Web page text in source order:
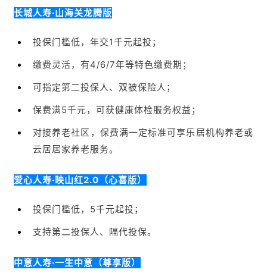
对接养老社区，保费满一定标准可享乐居机构养老或
爱心人寿·映山红2.0（心喜版）
投保门槛低，5千元起投；
支持第二投保人、隔代投保。
中意人寿·一生中意（尊享版）
缴费灵活，支持月交、半年交、季交、年交、趸交；
支持第二投保人、隔代投保。
中英人寿·福满盈3.0